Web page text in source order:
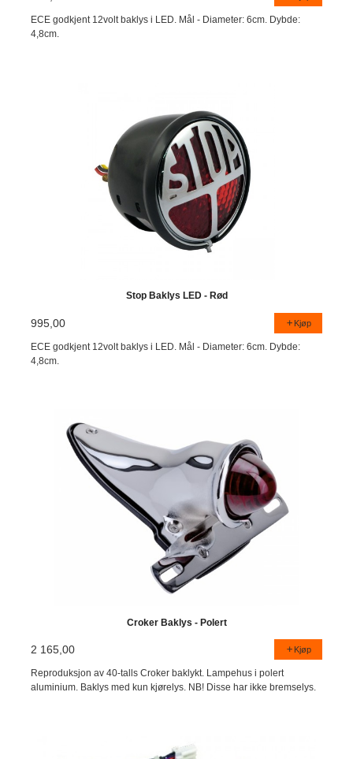
ECE godkjent 12volt baklys i LED. Mål - Diameter: 6cm. Dybde:
4,8cm.
Stop Baklys LED - Rød
995,00 Kjøp
ECE godkjent 12volt baklys i LED. Mål - Diameter: 6cm. Dybde:
4,8cm.
Croker Baklys - Polert
2 165,00 Kjøp
Reproduksjon av 40-talls Croker baklykt. Lampehus i polert
aluminium. Baklys med kun kjørelys. NB! Disse har ikke bremselys.